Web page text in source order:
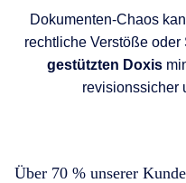
Dokumenten-Chaos
rechtliche Verstöße
gestützten Doxis
revisionssicher
Über 70 % unserer